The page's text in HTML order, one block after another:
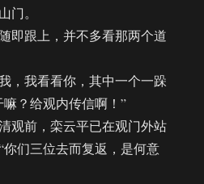
门。
跟上，并不多看那两个道
我看看你，其中一个一跺
？给观内传信啊！”
前，栾云平已在观门外站
们三位去而复返，是何意